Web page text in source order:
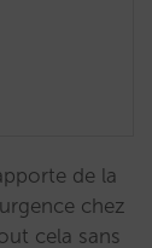
de la
chez
cela sans